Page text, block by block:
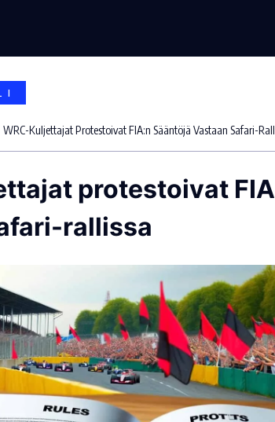
WRC-Kuljettajat Protestoivat FIA:n Sääntöjä Vastaan Safari-
protestoivat
rallissa